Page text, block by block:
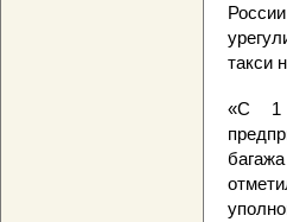
такси
«С 1